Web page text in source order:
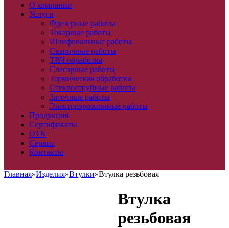
О компании
Услуги
Фрезерные работы
Токарные работы
Шлифовальные работы
Сварочные работы
ТВЧ обработка
Слесарные работы
Термическая обработка
Стеклоструйные работы
Заточные работы
Электроэрозионные работы
Продукция
Сертификаты
ОТК
Сервис
Контакты
Главная»Изделия»Втулки»Втулка резьбовая
Втулка
резьбовая